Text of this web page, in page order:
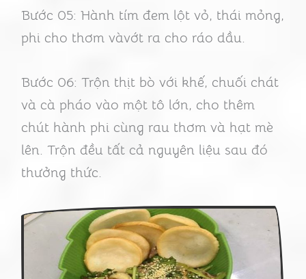
Bước 05: Hành tím đem lột vỏ, thái mỏng,
phi cho thơm vàvớt ra cho ráo dầu.
Bước 06: Trộn thịt bò với khế, chuối chát
và cà pháo vào một tô lớn, cho thêm
chút hành phi cùng rau thơm và hạt mè
lên. Trộn đều tất cả nguyên liệu sau đó
thưởng thức.